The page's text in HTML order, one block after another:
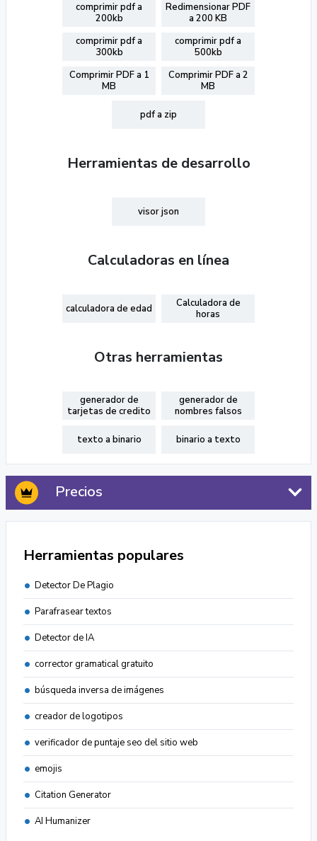
comprimir pdf a
200kb
Redimensionar PDF
a 200 KB
comprimir pdf a
300kb
comprimir pdf a
500kb
Comprimir PDF a 1
MB
Comprimir PDF a 2
MB
pdf a zip
Herramientas de desarrollo
visor json
Calculadoras en línea
calculadora de edad
Calculadora de
horas
Otras herramientas
generador de
tarjetas de credito
generador de
nombres falsos
texto a binario binario a texto
Precios
Herramientas populares
Detector De Plagio
Parafrasear textos
Detector de IA
corrector gramatical gratuito
búsqueda inversa de imágenes
creador de logotipos
verificador de puntaje seo del sitio web
emojis
Citation Generator
AI Humanizer